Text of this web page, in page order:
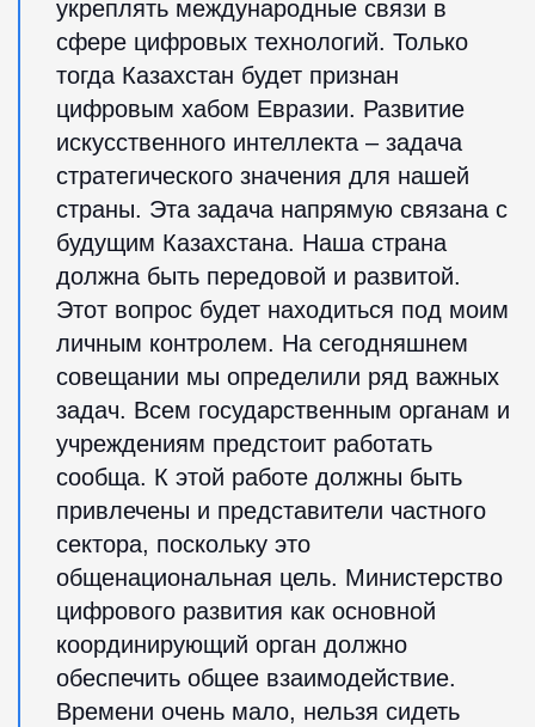
укреплять международные связи в
сфере цифровых технологий. Только
тогда Казахстан будет признан
цифровым хабом Евразии. Развитие
искусственного интеллекта – задача
стратегического значения для нашей
страны. Эта задача напрямую связана с
будущим Казахстана. Наша страна
должна быть передовой и развитой.
Этот вопрос будет находиться под моим
личным контролем. На сегодняшнем
совещании мы определили ряд важных
задач. Всем государственным органам и
учреждениям предстоит работать
сообща. К этой работе должны быть
привлечены и представители частного
сектора, поскольку это
общенациональная цель. Министерство
цифрового развития как основной
координирующий орган должно
обеспечить общее взаимодействие.
Времени очень мало, нельзя сидеть